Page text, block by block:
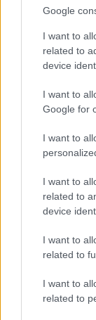
Google
I want to
related to
device
I want to
Google for
I want to
I want to
related to
device
I want to
related to
I want to
related to
E-mail cím
szabályzatot!